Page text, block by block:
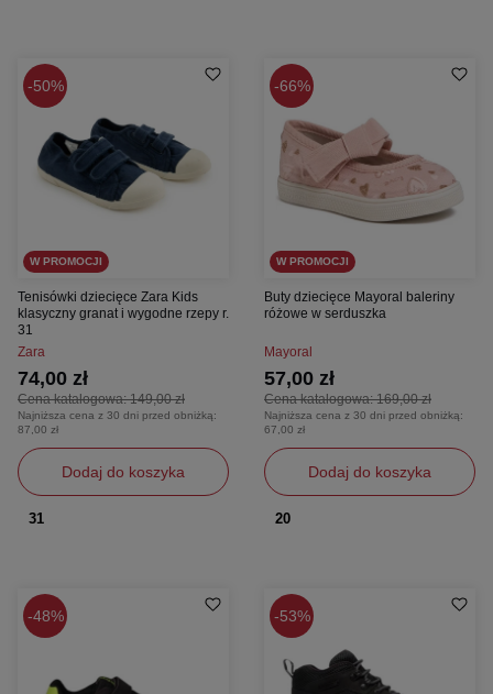
50%
W PROMOCJI
Tenisówki dziecięce Zara Kids
klasyczny granat i wygodne rzepy r.
31
Zara
Cena katalogowa:149,00 zł
74,00 zł
Najniższa cena z 30 dni przed obniżką:
87,00 zł
Dodaj do koszyka
31
66%
W PROMOCJI
Buty dziecięce Mayoral baleriny
różowe w serduszka
Mayoral
Cena katalogowa:169,00 zł
57,00 zł
Najniższa cena z 30 dni przed obniżką:
67,00 zł
Dodaj do koszyka
20
48% 53%